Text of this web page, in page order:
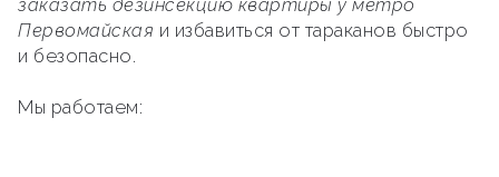
заказать дезинсекцию квартиры у метро
Первомайская и избавиться от тараканов быстро
и безопасно.
Мы работаем: